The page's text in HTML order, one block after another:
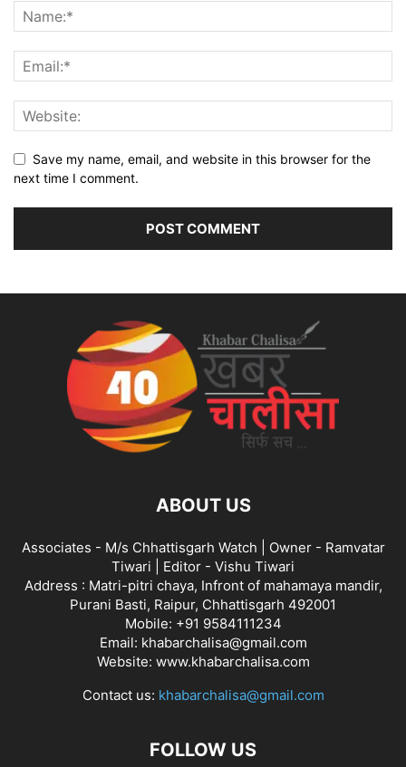
Save my name, email, and website in this browser for the
next time I comment.
ABOUT US
Associates - M/s Chhattisgarh Watch | Owner - Ramvatar
Tiwari | Editor - Vishu Tiwari
Address : Matri-pitri chaya, Infront of mahamaya mandir,
Purani Basti, Raipur, Chhattisgarh 492001
Mobile: +91 9584111234
Email: khabarchalisa@gmail.com
Website: www.khabarchalisa.com
Contact us: khabarchalisa@gmail.com
FOLLOW US